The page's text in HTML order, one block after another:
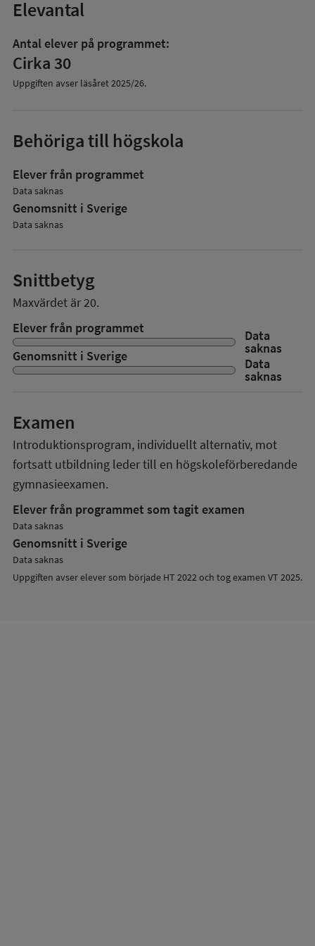
Elevantal
Antal elever på programmet:
Cirka 30
Uppgiften avser läsåret2025/26.
Behöriga till högskola
Elever från programmet
Data saknas
Genomsnitt i Sverige
Data saknas
Snittbetyg
Maxvärdet är 20.
Elever från programmet
Data
saknas
Genomsnitt i Sverige Data
saknas
Examen
Introduktionsprogram, individuellt alternativ, mot
fortsatt utbildning leder till en högskoleförberedande
gymnasieexamen.
Elever från programmet som tagit examen
Data saknas
Genomsnitt i Sverige
Data saknas
Uppgiften avser elever som började HT 2022 och tog examen VT 2025.